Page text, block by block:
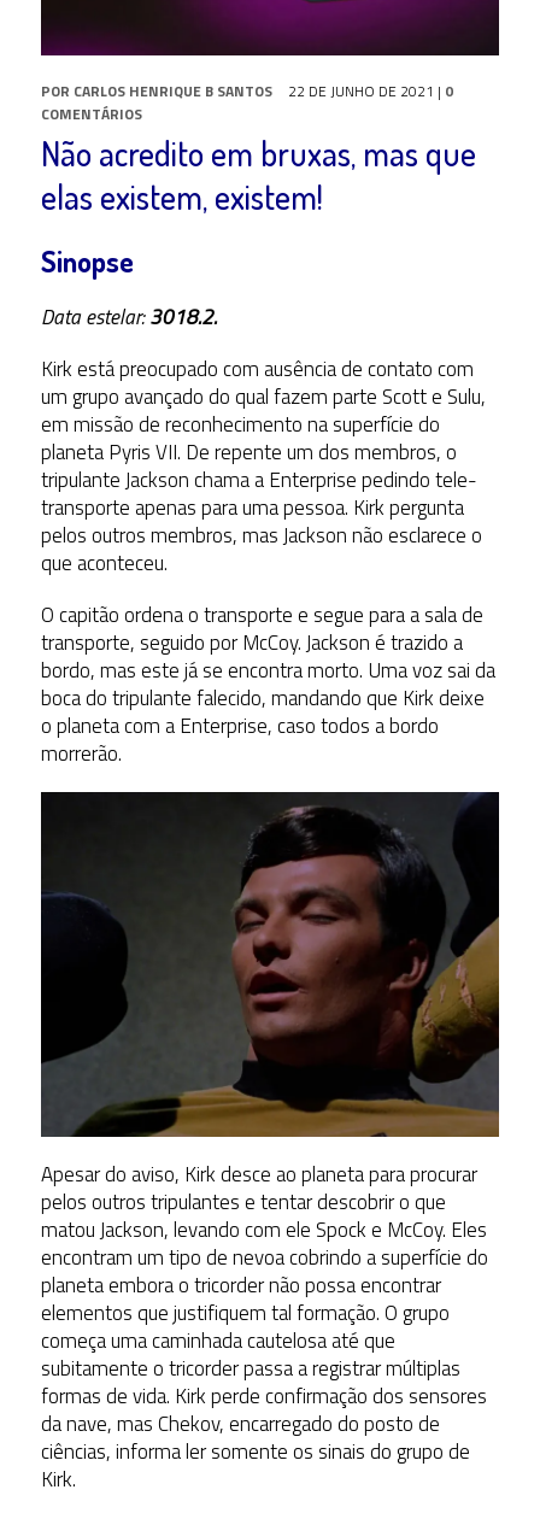
POR CARLOS HENRIQUE B SANTOS 22 DE JUNHO DE 2021 | 0
COMENTÁRIOS
​Não acredito em bruxas, mas que
elas existem, existem!
Sinopse
Data estelar:3018.2.
Kirk está preocupado com ausência de contato com
um grupo avançado do qual fazem parte Scott e Sulu,
em missão de reconhecimento na superfície do
planeta Pyris VII. De repente um dos membros, o
tripulante Jackson chama a Enterprise pedindo tele-
transporte apenas para uma pessoa. Kirk pergunta
pelos outros membros, mas Jackson não esclarece o
que aconteceu.
O capitão ordena o transporte e segue para a sala de
transporte, seguido por McCoy. Jackson é trazido a
bordo, mas este já se encontra morto. Uma voz sai da
boca do tripulante falecido, mandando que Kirk deixe
o planeta com a Enterprise, caso todos a bordo
morrerão.
Apesar do aviso, Kirk desce ao planeta para procurar
pelos outros tripulantes e tentar descobrir o que
matou Jackson, levando com ele Spock e McCoy. Eles
encontram um tipo de nevoa cobrindo a superfície do
planeta embora o tricorder não possa encontrar
elementos que justifiquem tal formação. O grupo
começa uma caminhada cautelosa até que
subitamente o tricorder passa a registrar múltiplas
formas de vida. Kirk perde confirmação dos sensores
da nave, mas Chekov, encarregado do posto de
ciências, informa ler somente os sinais do grupo de
Kirk.